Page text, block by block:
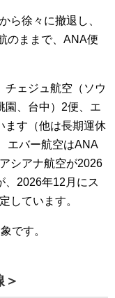
ら徐々に撤退し、
のままで、ANA便
チェジュ航空（ソウ
園、台中）2便、エ
ます（他は長期運休
エバー航空はANA
シアナ航空が2026
、2026年12月にス
しています。
です。